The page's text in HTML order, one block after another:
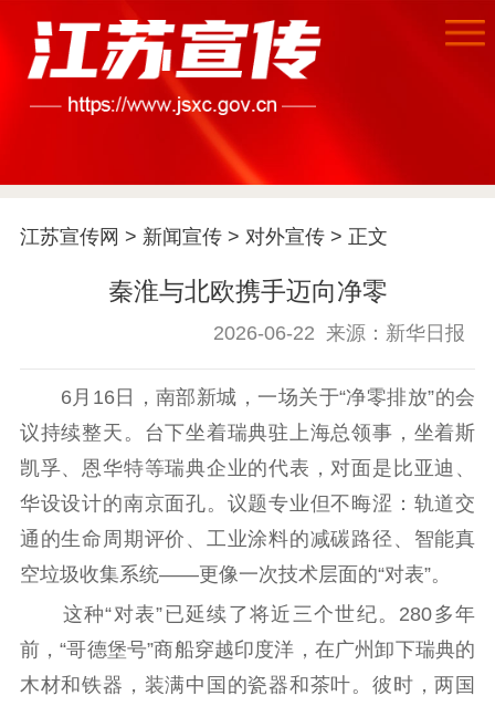
首页
江苏要闻
公示公告
通知公告 信息公开制度
信息公开指南
信息公开年度报
告
政策法规
工作动态
理论武装
理论学习 宣传宣讲 研究阐释
哲学社科
江苏宣传网 > 新闻宣传> 对外宣传> 正文
秦淮与北欧携手迈向净零
2026-06-22 来源：新华日报
6月16日，南部新城，一场关于“净零排放”的会
议持续整天。台下坐着瑞典驻上海总领事，坐着斯
凯孚、恩华特等瑞典企业的代表，对面是比亚迪、
华设设计的南京面孔。议题专业但不晦涩：轨道交
通的生命周期评价、工业涂料的减碳路径、智能真
空垃圾收集系统——更像一次技术层面的“对表”。
这种“对表”已延续了将近三个世纪。280多年
前，“哥德堡号”商船穿越印度洋，在广州卸下瑞典的
木材和铁器，装满中国的瓷器和茶叶。彼时，两国